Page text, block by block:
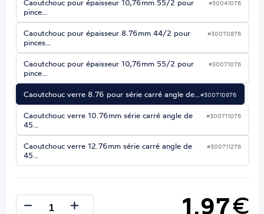
Caoutchouc pour épaisseur 10,76mm 55/2 pour
pince…
#30041076
Caoutchouc pour épaisseur 8.76mm 44/2 pour
pinces…
#30070876
Caoutchouc pour épaisseur 10,76mm 55/2 pour
pince…
#30071076
Caoutchouc verre 8.76 pour série carré angle de…#300710876
Caoutchouc verre 10.76mm série carré angle de
45…
#300711076
Caoutchouc verre 12.76mm série carré angle de
45…
#300711276
1,97€